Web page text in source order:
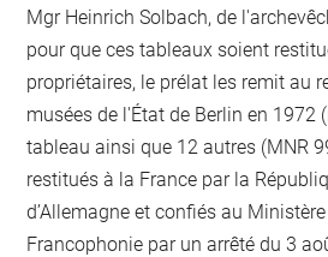
Mgr Heinrich Solbach, de
pour que ces tableaux soient
propriétaires, le prélat les remit au
musées de l'État de Berlin en 1972
tableau ainsi que 12 autres (MNR
restitués à la France par la
d’Allemagne et confiés au
Francophonie par un arrêté du 3